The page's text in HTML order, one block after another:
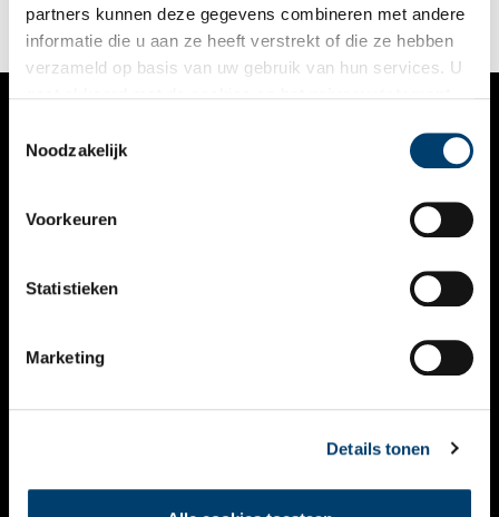
partners kunnen deze gegevens combineren met andere
informatie die u aan ze heeft verstrekt of die ze hebben
verzameld op basis van uw gebruik van hun services. U
Noodzakelijk
Voorkeuren
Statistieken
Marketing
Details tonen
VERHALEN
KALENDER
THEMA’S
VIDEO’S
CONTACT